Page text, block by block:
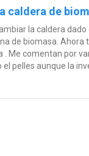
caldera de
la caldera dado
de biomasa. Ahora
. Me comentan por
pelles aunque la